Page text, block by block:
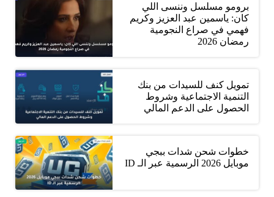
برومو مسلسل وننسى اللي
كان: ياسمين عبد العزيز وكريم
فهمي في صراع النجومية
رمضان 2026
تمويل كنف للسيدات من بنك
التنمية الاجتماعية وشروط
الحصول على الدعم المالي
خطوات شحن شدات ببجي
موبايل 2026 الرسمية عبر الـ ID